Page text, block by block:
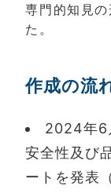
専門的知見
た。
作成の流
2024年6
安全性及び
ートを発表